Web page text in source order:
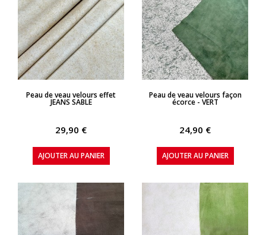
APERÇU RAPIDE
Peau de veau velours effet
JEANS SABLE
29,90 €
AJOUTER AU PANIER
APERÇU RAPIDE
Peau de veau velours façon
écorce - VERT
24,90 €
AJOUTER AU PANIER